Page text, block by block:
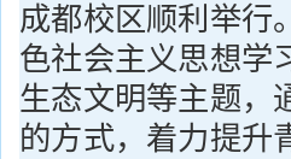
成都校区顺利举行
色社会主义思想学
生态文明等主题，
的方式，着力提升